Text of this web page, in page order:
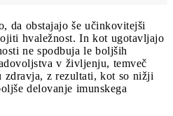
da obstajajo še učinkovitejši
hvaležnost. In kot ugotavljajo
ne spodbuja le boljših
v življenju, temveč
z rezultati, kot so nižji
delovanje imunskega